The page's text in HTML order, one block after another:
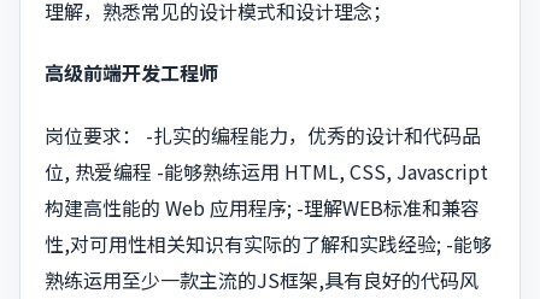
理解，熟悉常见的设计模式和设计理念；
高级前端开发工程师
岗位要求： -扎实的编程能力，优秀的设计和代码品
位, 热爱编程 -能够熟练运用 HTML, CSS, Javascript
构建高性能的 Web 应用程序; -理解WEB标准和兼容
性,对可用性相关知识有实际的了解和实践经验; -能够
熟练运用至少一款主流的JS框架,具有良好的代码风